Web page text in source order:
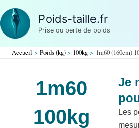
Aller
au
contenu
Poids-taille.fr
Prise ou perte de poids
Accueil Poids (kg) 100kg 1m60 (160cm)
1m60
100kg
Je
Les